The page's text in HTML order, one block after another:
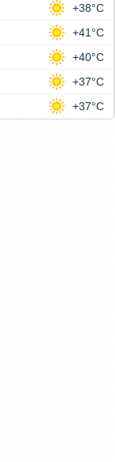
+38°C
+41°C
+40°C
+37°C
+37°C